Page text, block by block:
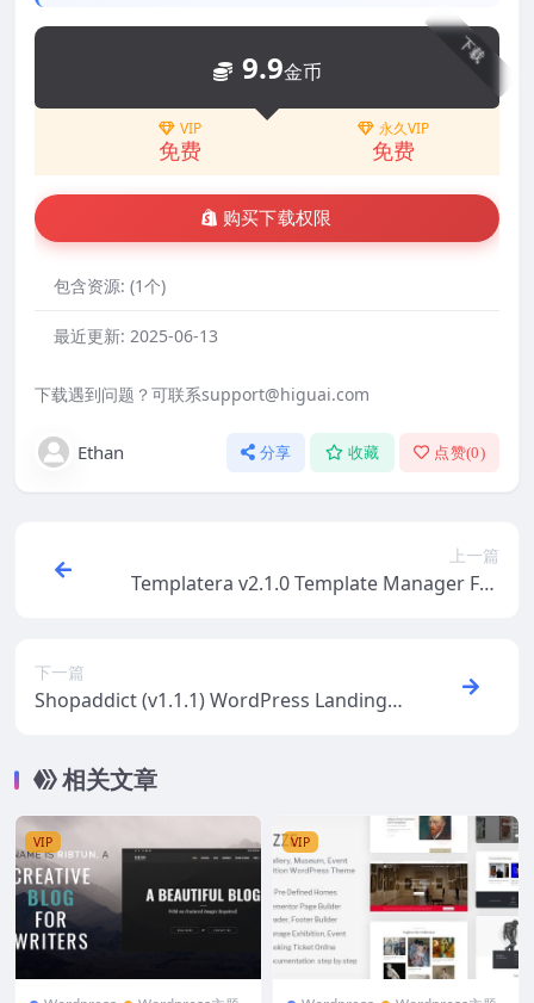
下载
9.9金币
VIP
免费
永久VIP
免费
购买下载权限
包含资源: (1个)
最近更新: 2025-06-13
下载遇到问题？可联系support@higuai.com
Ethan 分享 收藏 点赞(0)
上一篇
Templatera v2.1.0 Template Manager For
下一篇
Shopaddict (v1.1.1) WordPress Landing P
相关文章
VIP VIP